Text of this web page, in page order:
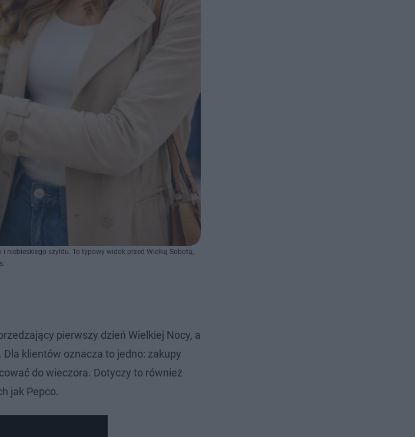
niebieskiego szyldu. To typowy widok przed Wielką Sobotą,
pierwszy dzień Wielkiej Nocy, a
klientów oznacza to jedno: zakupy
do wieczora. Dotyczy to również
jak Pepco.